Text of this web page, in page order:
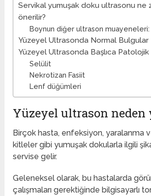
Servikal yumuşak doku ultrasonu ne
önerilir?
Boynun diğer ultrason muayeneleri:
Yüzeyel Ultrasonda Normal Bulgular
Yüzeyel Ultrasonda Başlıca
Selülit
Nekrotizan Fasiit
Lenf düğümleri
Yüzeyel ultrason neden
Birçok hasta, enfeksiyon, yaralanma
kitleler gibi yumuşak dokularla ilgili
servise gelir.
Geleneksel olarak, bu hastalarda
çalışmaları gerektiğinde bilgisayarlı